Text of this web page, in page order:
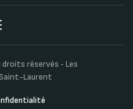
réservés ‐ Les
Laurent